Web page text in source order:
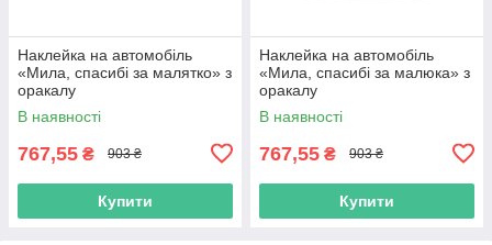
Наклейка на автомобіль
«Мила, спасибі за малятко» з
оракалу
В наявності
767,55 ₴ 903 ₴
Купити
Наклейка на автомобіль
«Мила, спасибі за малюка» з
оракалу
В наявності
767,55 ₴ 903 ₴
Купити